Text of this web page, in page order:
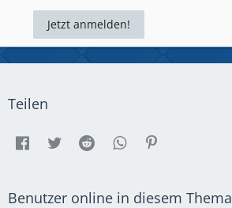
Jetzt anmelden!
Teilen
Benutzer online in diesem Thema